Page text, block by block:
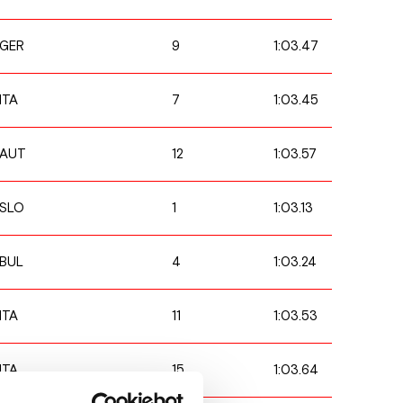
GER 9 1:03.47
ITA 7 1:03.45
AUT 12 1:03.57
SLO 1 1:03.13
BUL 4 1:03.24
ITA 11 1:03.53
ITA 15 1:03.64